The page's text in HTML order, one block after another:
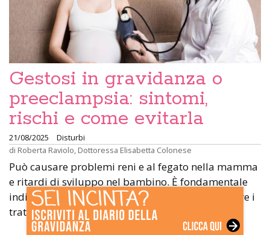
Gestosi in gravidanza o
preeclampsia: sintomi,
rischi e come evitarla
21/08/2025
Disturbi
di Roberta Raviolo, Dottoressa Elisabetta Colonese
Può causare problemi reni e al fegato nella mamma
e ritardi di sviluppo nel bambino. È fondamentale
individuare i casi a rischio, monitorarli e applicare i
trattamenti disponibili. »